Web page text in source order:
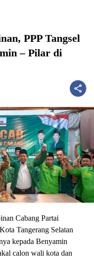
PPP Tangsel
– Pilar di
Cabang Partai
Tangerang Selatan
kepada Benyamin
calon wali kota dan